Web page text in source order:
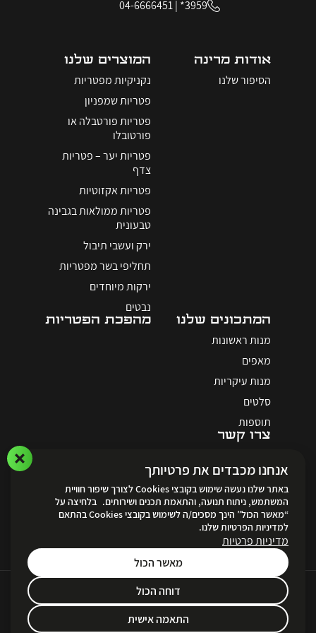
3959*
|
04-6666451
אודות מרינה
הסיפור שלנו
המוצרים שלנו
נקניקיות מפטריות
פטריות שמפניון
פטריות פורטבלה או
פורטובלו
פטריות יער – פטריות
צדף
פטריות אקזוטיות
פטריות ממולאות בגבינה
טבעונית
ירק ועשבי תיבול
תחליפי בשר מפטריות
ירקות מיוחדים
נבטים
המתכונים שלנו
מנות ראשונות
מאפים
מנות עיקריות
סלטים
תוספות
מהפכת הפטריות
צרו קשר
לאתר ההזמנות
Created byUnika Digital
תקנון ותנאי שימוש ופרטיות | הצהרת נגישות
© Marina Galil 2023 All rights reserved.
אנחנו מכבדים את פרטיותך
באתר שלנו נעשה שימוש בקובצי Cookies לצורך שיפור חוויית
המשתמש, ניתוח תנועה, והתאמת תכנים ושירותים. בלחיצה על
“מאשר הכול” הינך מסכים/ה לשימוש בקובצי Cookies בהתאם
למדיניות הפרטיות שלנו.
מדיניות פרטיות
מאשר הכול
דוחה הכול
התאמה אישית